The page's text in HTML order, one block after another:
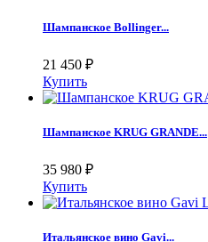
Шампанское Bollinger...
21 450 ₽
Купить
Шампанское KRUG GRANDE...
35 980 ₽
Купить
Итальянское вино Gavi...